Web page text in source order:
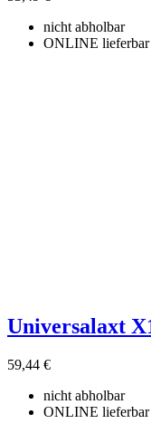
nicht abholbar
ONLINE lieferbar
Universalaxt
59,44 €
nicht abholbar
ONLINE lieferbar